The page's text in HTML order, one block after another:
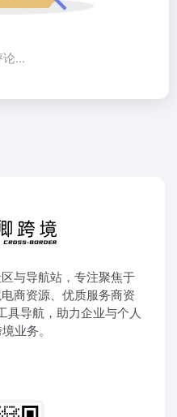
...
与导航站，专注聚焦于
商资源、优质服务商资
具导航，助力企业与个人
业务。